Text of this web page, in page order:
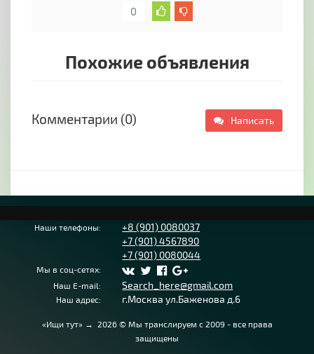
Долговечность. Используем качественные
нагрузкам.
датчики погоды.
Наши изделия подходят для частных домов,
Крыму. Профессиональная установка в
оговоренные сроки.
- Используем материалы от проверенных
производителей.
- Предоставляем полный цикл услуг. От
сервисного обслуживания.
0
Похожие объявления
Комментарии (0) Написать
Наши телефоны:
+8 (901) 0080037
+7 (901) 4567890
+7 (901) 0080044
Мы в соц-сетях:
Наш E-mail:
Search_here@gmail.com
Наш адрес: г.Москва ул.Баженова д.6
«Ищи тут» → 2026© Мы транслируем с 2009 - все права
защищены